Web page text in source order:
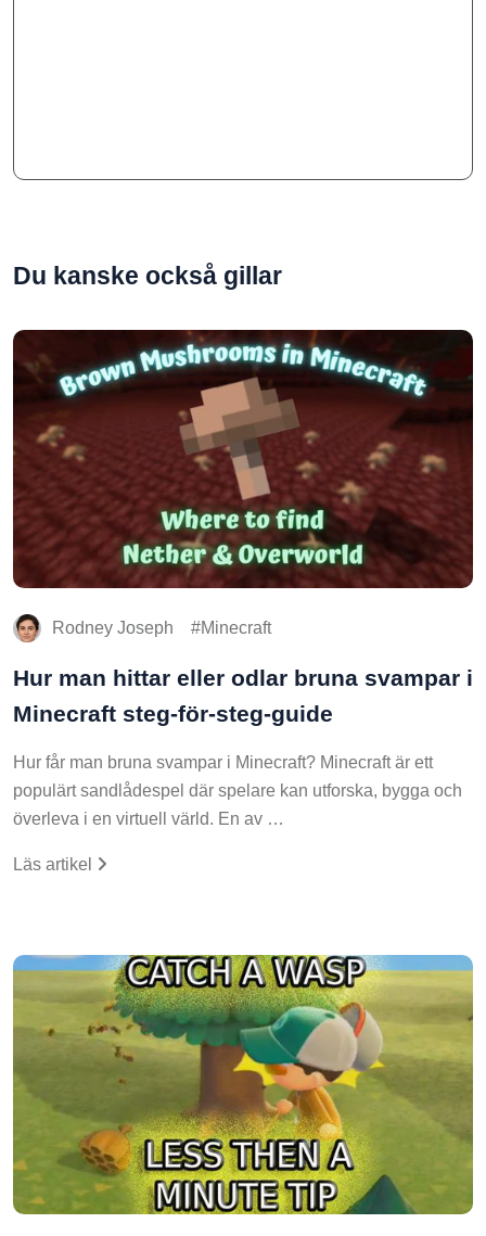
Du kanske också gillar
Rodney Joseph Minecraft
Hur man hittar eller odlar bruna svampar i
Minecraft steg-för-steg-guide
Hur får man bruna svampar i Minecraft? Minecraft är ett
populärt sandlådespel där spelare kan utforska, bygga och
överleva i en virtuell värld. En av …
Läs artikel